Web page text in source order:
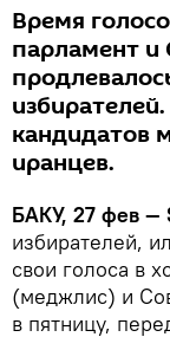
Время
парламент и
кандидатов
иранцев.
БАКУ, 27 фев —
избирателей,
свои голоса в
(меджлис) и
в пятницу,